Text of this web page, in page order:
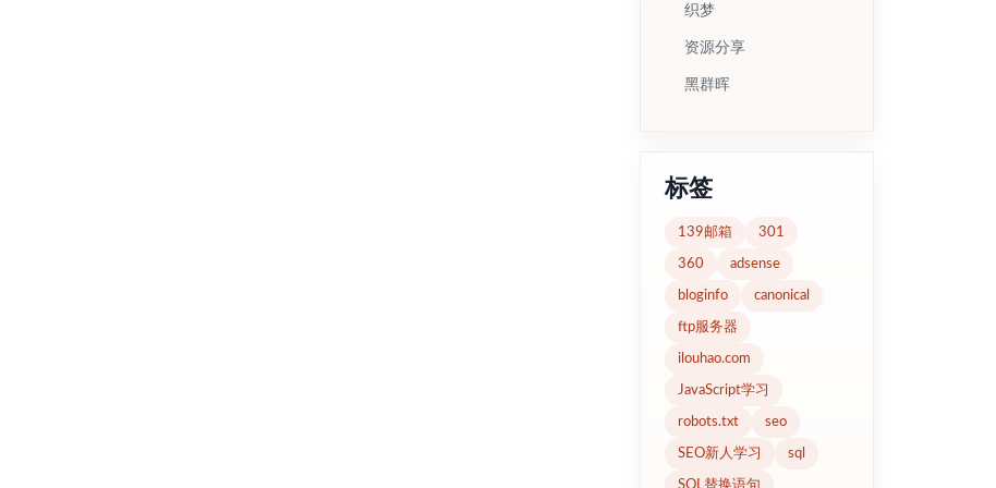
织梦
资源分享
黑群晖
标签
139邮箱 301
360 adsense
bloginfo canonical
ftp服务器
ilouhao.com
JavaScript学习
robots.txt seo
SEO新人学习 sql